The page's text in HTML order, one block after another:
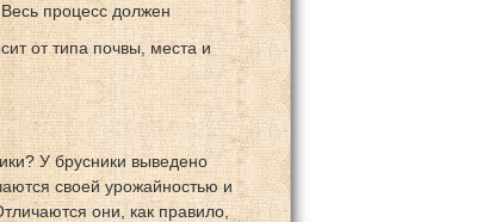
процесс должен
от типа почвы, места и
У брусники выведено
своей урожайностью и
они, как правило,